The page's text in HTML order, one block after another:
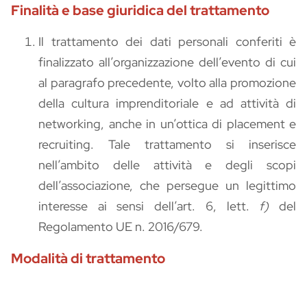
Finalità e base giuridica del trattamento
Il trattamento dei dati personali conferiti è
finalizzato all’organizzazione dell’evento di cui
al paragrafo precedente, volto alla promozione
della cultura imprenditoriale e ad attività di
networking, anche in un’ottica di placement e
recruiting. Tale trattamento si inserisce
nell’ambito delle attività e degli scopi
dell’associazione, che persegue un legittimo
interesse ai sensi dell’art. 6, lett. f)del
Regolamento UE n. 2016/679.
Modalità di trattamento